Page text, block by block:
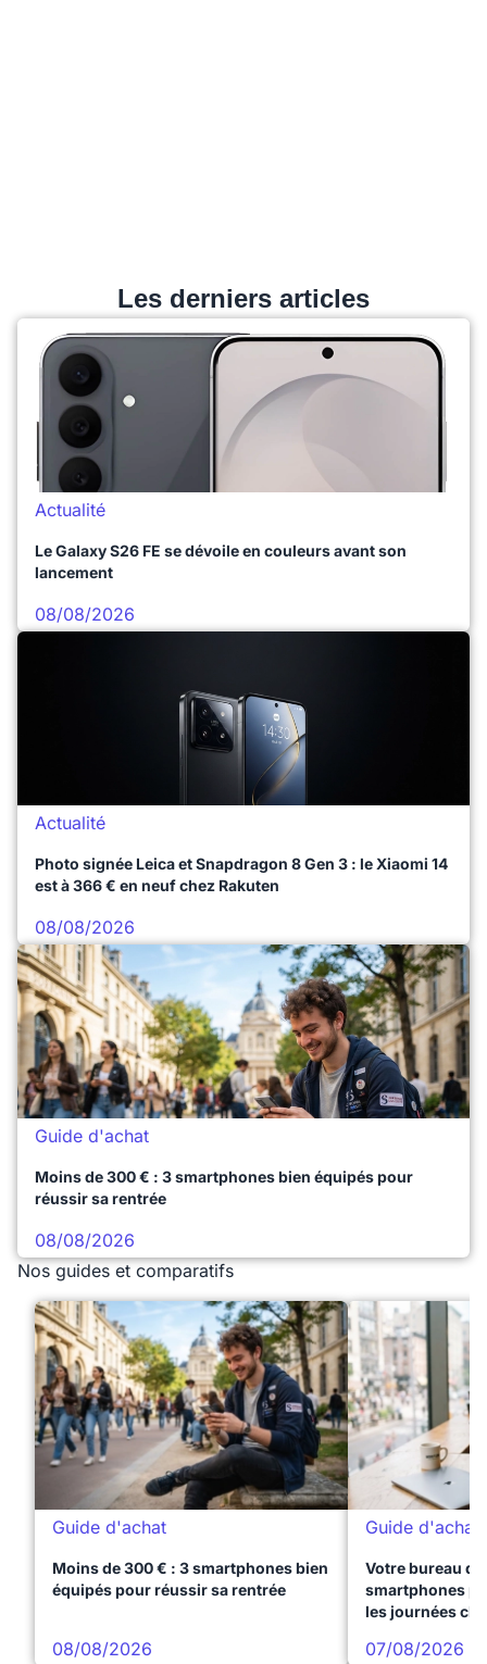
Les derniers articles
Actualité
Le Galaxy S26 FE se dévoile en couleurs avant son
lancement
08/08/2026
Actualité
Photo signée Leica et Snapdragon 8 Gen 3 : le Xiaomi 14
est à 366 € en neuf chez Rakuten
08/08/2026
Guide d'achat
Moins de 300 € : 3 smartphones bien équipés pour
réussir sa rentrée
08/08/2026
Nos guides et comparatifs
Guide d'achat
Moins de 300 € : 3 smartphones bien
équipés pour réussir sa rentrée
08/08/2026
Guide d'achat
Votre bureau
smartphones
les journées
07/08/2026